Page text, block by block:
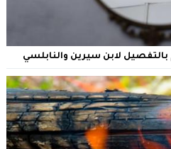
بالتفصيل لابن سيرين والنابلسي